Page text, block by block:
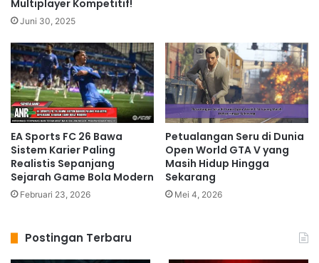
Multiplayer Kompetitif!
Juni 30, 2025
EA Sports FC 26 Bawa
Sistem Karier Paling
Realistis Sepanjang
Sejarah Game Bola Modern
Februari 23, 2026
Petualangan Seru di Dunia
Open World GTA V yang
Masih Hidup Hingga
Sekarang
Mei 4, 2026
Postingan Terbaru